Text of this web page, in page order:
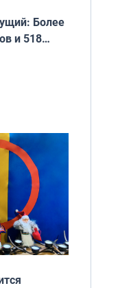
Более
и 518